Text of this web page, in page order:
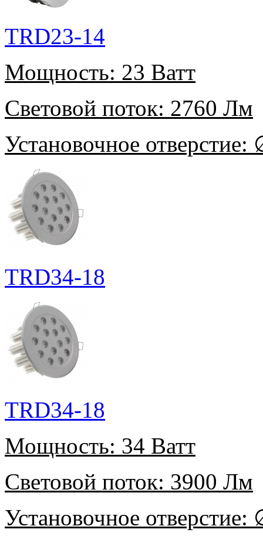
TRD23-14
Мощность: 23 Ватт
Световой поток: 2760 Лм
Установочное отверстие:
TRD34-18
TRD34-18
Мощность: 34 Ватт
Световой поток: 3900 Лм
Установочное отверстие: